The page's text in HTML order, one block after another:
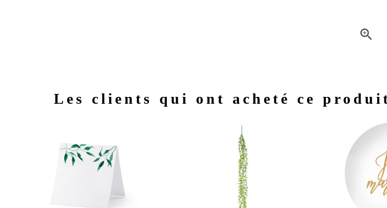

Les clients qui ont acheté ce